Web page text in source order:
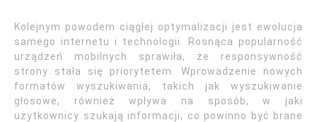
Kolejnym powodem ciągłej optymalizacji jest ewolucja
samego internetu i technologii. Rosnąca popularność
urządzeń mobilnych sprawiła, że responsywność
strony stała się priorytetem. Wprowadzenie nowych
formatów wyszukiwania, takich jak wyszukiwanie
głosowe, również wpływa na sposób, w jaki
użytkownicy szukają informacji, co powinno być brane